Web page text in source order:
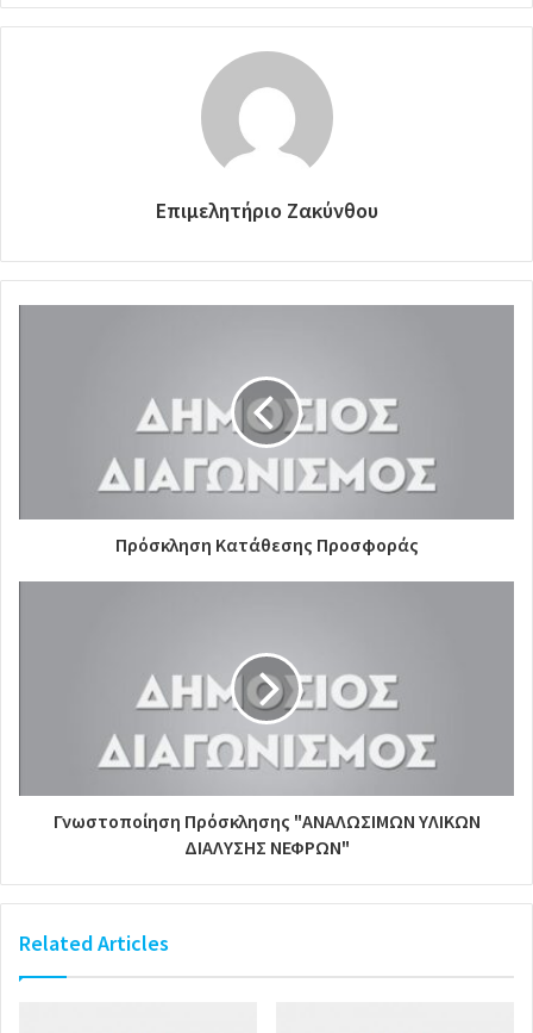
Επιμελητήριο Ζακύνθου
Πρόσκληση Κατάθεσης Προσφοράς
Γνωστοποίηση Πρόσκλησης "ΑΝΑΛΩΣΙΜΩΝ ΥΛΙΚΩΝ
ΔΙΑΛΥΣΗΣ ΝΕΦΡΩΝ"
Related Articles